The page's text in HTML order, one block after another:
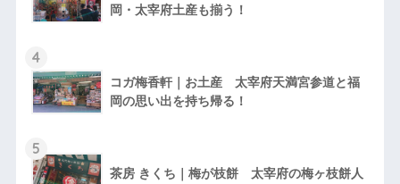
岡・太宰府土産も揃う！
4
コガ梅香軒｜お土産 太宰府天満宮参道と福
岡の思い出を持ち帰る！
5
茶房 きくち｜梅が枝餅 太宰府の梅ヶ枝餅人